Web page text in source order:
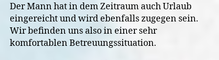
Der Mann hat in dem Zeitraum auch Urlaub
eingereicht und wird ebenfalls zugegen sein.
Wir befinden uns also in einer sehr
komfortablen Betreuungssituation.